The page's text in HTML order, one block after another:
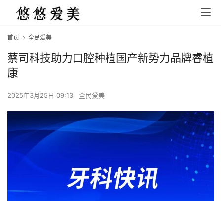
首页 全民爱美
蔡司科技助力口腔种植国产新势力品牌睿植
康
2025年3月25日 09:13 全民爱美